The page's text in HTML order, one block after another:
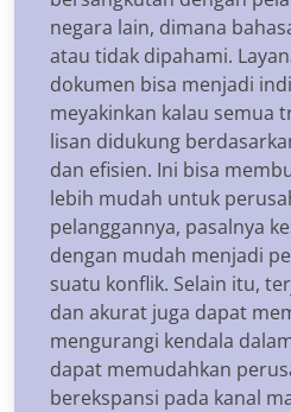
negara lain, dimana
atau tidak dipahami.
dokumen bisa menjadi
meyakinkan kalau semua
lisan didukung
dan efisien. Ini bisa
lebih mudah untuk
pelanggannya, pasalnya
dengan mudah menjadi
suatu konflik. Selain itu,
dan akurat juga dapat
mengurangi kendala
dapat memudahkan
berekspansi pada kanal